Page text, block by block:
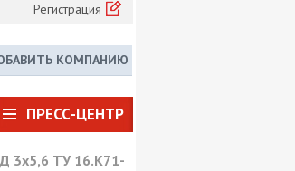
Регистрация
КОМПАНИЮ
ПРЕСС-ЦЕНТР
3х5,6 ТУ 16.К71-